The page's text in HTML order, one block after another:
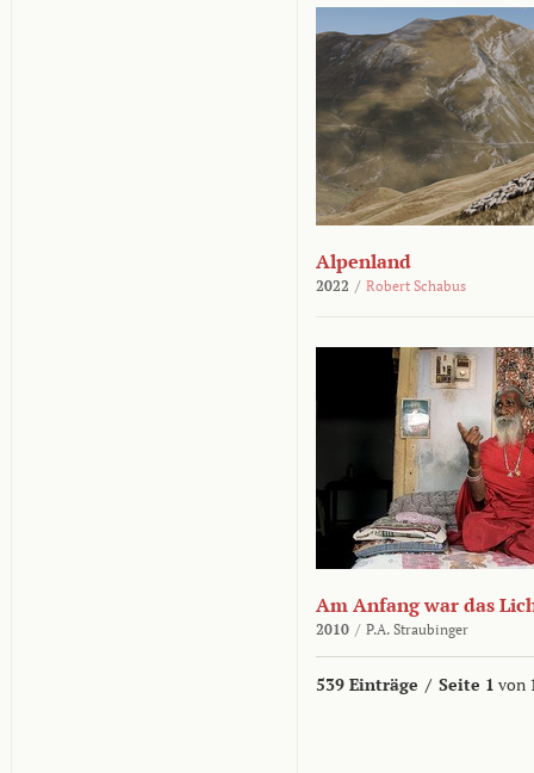
Alpenland
2022 / Robert Schabus
Am Anfang war das
2010 / P.A. Straubinger
539 Einträge / Seite 1 von